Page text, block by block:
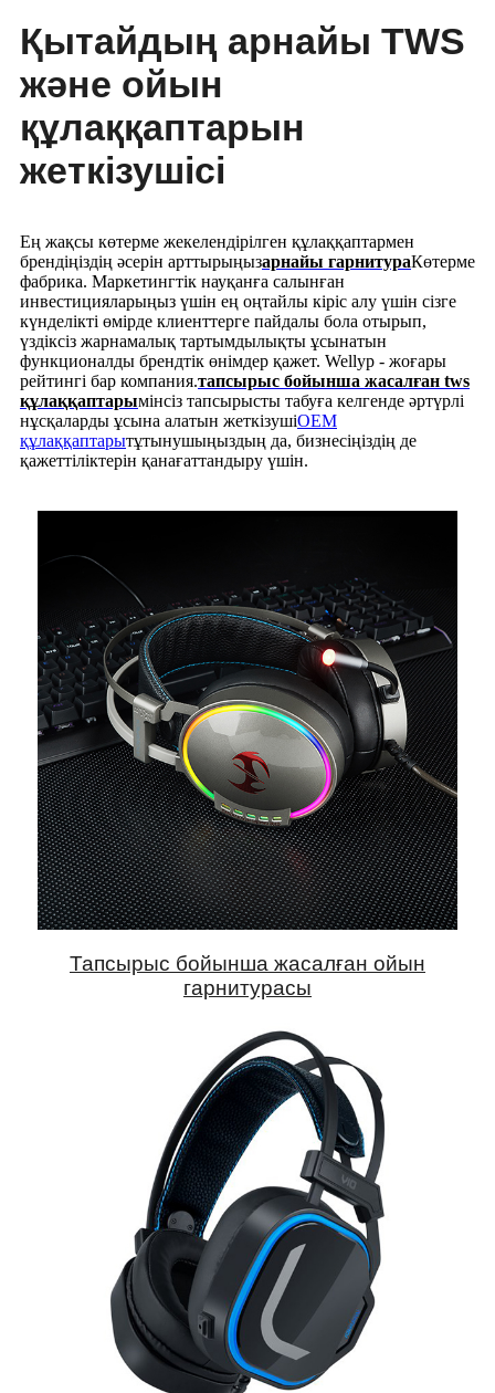
Қытайдың арнайы TWS
және ойын
құлаққаптарын
жеткізушісі
Ең жақсы көтерме жекелендірілген құлаққаптармен
брендіңіздің әсерін арттырыңызарнайы гарнитураКөтерме
фабрика. Маркетингтік науқанға салынған
инвестицияларыңыз үшін ең оңтайлы кіріс алу үшін сізге
күнделікті өмірде клиенттерге пайдалы бола отырып,
үздіксіз жарнамалық тартымдылықты ұсынатын
функционалды брендтік өнімдер қажет. Wellyp - жоғары
рейтингі бар компания.тапсырыс бойынша жасалған tws
құлаққаптарымінсіз тапсырысты табуға келгенде әртүрлі
нұсқаларды ұсына алатын жеткізушіOEM
құлаққаптарытұтынушыңыздың да, бизнесіңіздің де
қажеттіліктерін қанағаттандыру үшін.
Тапсырыс бойынша жасалған ойын
гарнитурасы